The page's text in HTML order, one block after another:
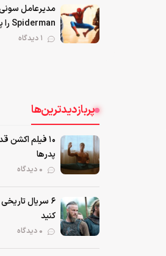
مدیرعامل
Spiderman را پذیرفت
پربازدیدترین‌ها
۱۰ فیلم اکشن
پدرها
کنید